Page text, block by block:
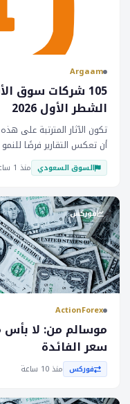
Argaam
105 شركات سوق
الشطر الأول 2026
تكون الآثار المترتبة على
أن تعكس التقارير فرصًا
يتأثر أداء السوق السعودي،
أيضًا بإجمالي أرباح الشركات
الاستثمار وتقييم اتجاهات
السوق السعودي منذ 1 ساعة
فوركس
ActionForex
موسالم من: لا بأس
سعر الفائدة
فوركس منذ 10 ساعة